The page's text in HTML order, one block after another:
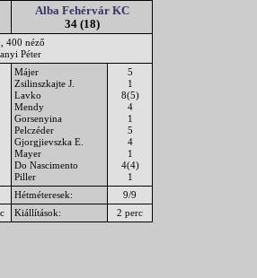
Alba Fehérvár KC
34 (18)
400 néző
Péter
Májer
Zsilinszkajte J.
Lavko
Mendy
Gorsenyina
Pelczéder
Gjorgjievszka E.
Mayer
Do Nascimento
Piller
5
1
8(5)
4
1
5
4
1
4(4)
1
Hétméteresek:
9/9
Kiállítások: 2 perc